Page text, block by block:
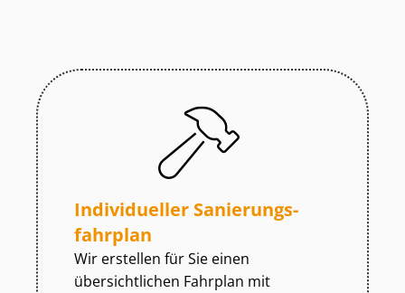
Individueller Sa­nie­rungs­
fahr­plan
Wir erstellen für Sie einen
übersichtlichen Fahrplan mit